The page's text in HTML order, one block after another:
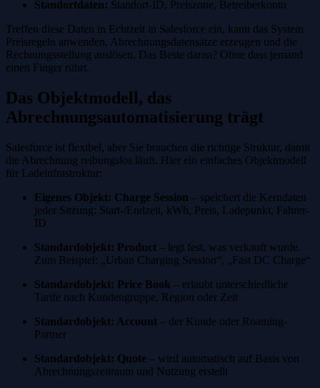
Standortdaten: Standort-ID, Preiszone, Betreiberkonto
Treffen diese Daten in Echtzeit in Salesforce ein, kann das System
Preisregeln anwenden, Abrechnungsdatensätze erzeugen und die
Rechnungsstellung auslösen. Das Beste daran? Ohne dass jemand
einen Finger rührt.
Das Objektmodell, das
Abrechnungsautomatisierung trägt
Salesforce ist flexibel, aber Sie brauchen die richtige Struktur, damit
die Abrechnung reibungslos läuft. Hier ein einfaches Objektmodell
für Ladeinfrastruktur:
Eigenes Objekt: Charge Session – speichert die Kerndaten
jeder Sitzung: Start-/Endzeit, kWh, Preis, Ladepunkt, Fahrer-
ID
Standardobjekt: Product – legt fest, was verkauft wurde.
Zum Beispiel: „Urban Charging Session“, „Fast DC Charge“
Standardobjekt: Price Book – erlaubt unterschiedliche
Tarife nach Kundengruppe, Region oder Zeit
Standardobjekt: Account – der Kunde oder Roaming-
Partner
Standardobjekt: Quote – wird automatisch auf Basis von
Abrechnungszeitraum und Nutzung erstellt